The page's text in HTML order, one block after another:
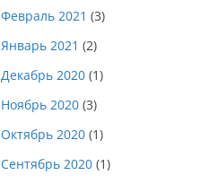
Февраль 2021 (3)
Январь 2021 (2)
Декабрь 2020 (1)
Ноябрь 2020 (3)
Октябрь 2020 (1)
Сентябрь 2020 (1)